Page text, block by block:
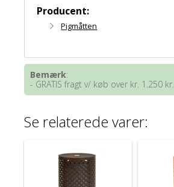
Producent:
Pigmåtten
Bemærk:
- GRATIS fragt v/ køb over kr. 1.250 kr.
Se relaterede varer: